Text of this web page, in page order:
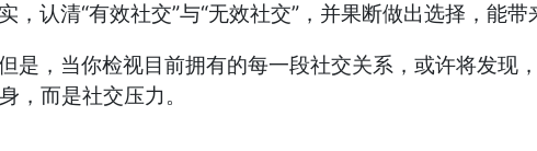
认清“有效社交”与“无效社交”，并果断做出选择，能带
，当你检视目前拥有的每一段社交关系，或许将发现
，而是社交压力。